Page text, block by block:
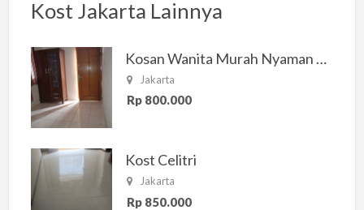
Kost Jakarta Lainnya
Kosan Wanita Murah Nyaman di Jakarta Selatan
Jakarta
Rp 800.000
Kost Celitri
Jakarta
Rp 850.000